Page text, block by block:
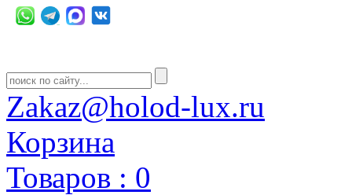
Zakaz@holod-lux.ru
Корзина
Товаров : 0